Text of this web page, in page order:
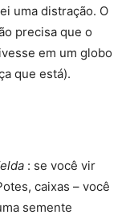
uma distração. O
precisa que o
em um globo
que está).
: se você vir
caixas – você
semente